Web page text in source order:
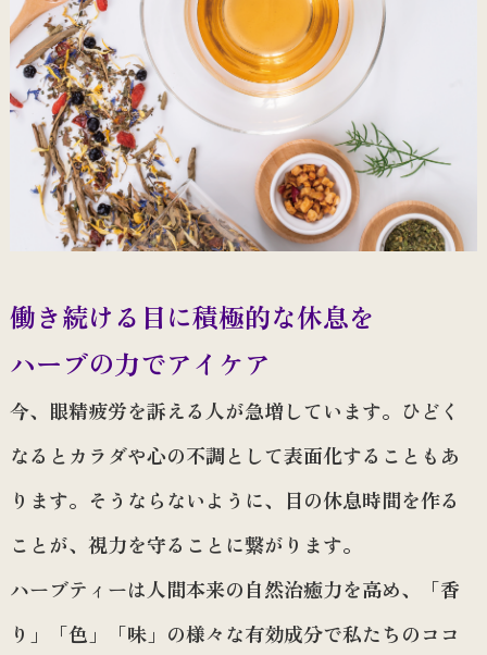
働き続ける目に積極的な休息を
ハーブの力でアイケア
今、眼精疲労を訴える人が急増しています。ひどく
なるとカラダや心の不調として表面化することもあ
ります。そうならないように、目の休息時間を作る
ことが、視力を守ることに繋がります。
ハーブティーは人間本来の自然治癒力を高め、「香
り」「色」「味」の様々な有効成分で私たちのココ